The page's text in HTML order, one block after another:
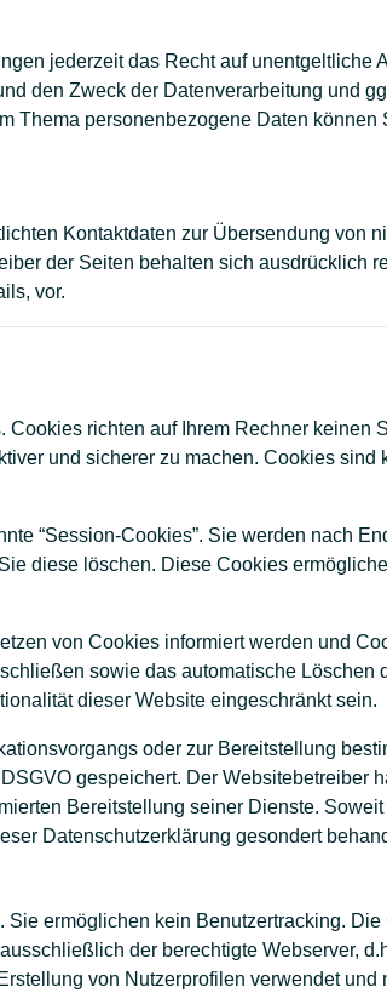
jederzeit das Recht auf unentgeltliche
den Zweck der Datenverarbeitung und
Thema personenbezogene Daten
Kontaktdaten zur Übersendung von
der Seiten behalten sich ausdrücklich
vor.
richten auf Ihrem Rechner keinen
und sicherer zu machen. Cookies sind
“Session-Cookies”. Sie werden nach
diese löschen. Diese Cookies
von Cookies informiert werden und
sowie das automatische
dieser Website eingeschränkt sein.
oder zur Bereitstellung
gespeichert. Der Websitebetreiber
Bereitstellung seiner Dienste.
Datenschutzerklärung gesondert
ermöglichen kein Benutzertracking.
der berechtigte Webserver,
von Nutzerprofilen verwendet und